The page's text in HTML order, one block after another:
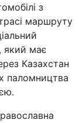
з
маршруту
який має
Казахстан
паломництва